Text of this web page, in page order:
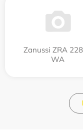
Zanussi ZRA
WA